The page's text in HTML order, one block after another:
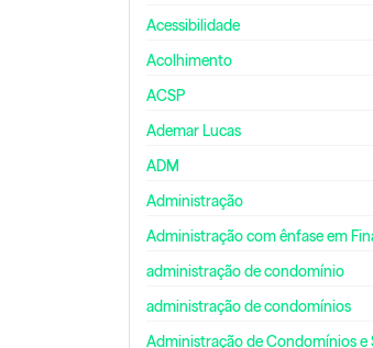
Acessibilidade
Acolhimento
ACSP
Ademar Lucas
ADM
Administração
Administração com ênfase em
administração de condomínio
administração de condomínios
Administração de Condomínios e